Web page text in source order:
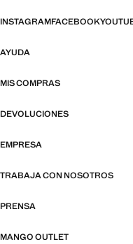
INSTAGRAMFACEBOOK
AYUDA
MIS COMPRAS
DEVOLUCIONES
EMPRESA
TRABAJA CON NOSOTROS
PRENSA
MANGO OUTLET